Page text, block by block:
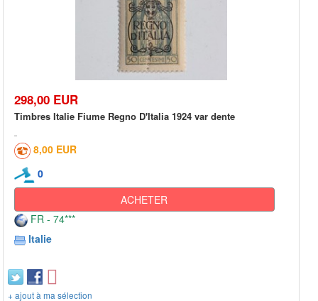
298,00 EUR
Timbres Italie Fiume Regno D'Italia 1924 var dente
8,00 EUR
0
ACHETER
FR - 74***
Italie
+ ajout à ma sélection